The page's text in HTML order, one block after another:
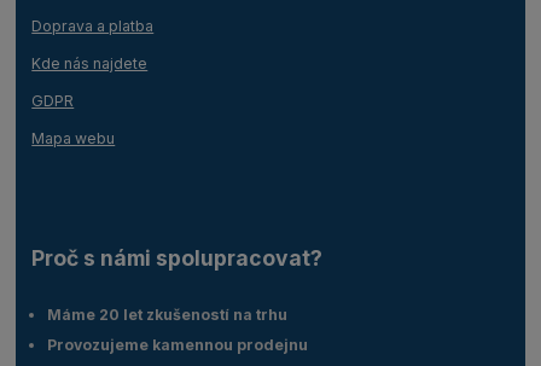
Doprava a platba
Kde nás najdete
GDPR
Mapa webu
Proč s námi spolupracovat?
Máme 20 let zkušeností na trhu
Provozujeme kamennou prodejnu